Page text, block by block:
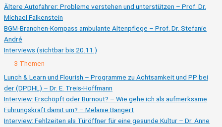
Ältere Autofahrer: Probleme verstehen und unterstützen – Prof. Dr.
Michael Falkenstein
BGM-Branchen-Kompass ambulante Altenpflege – Prof. Dr. Stefanie
André
Interviews (sichtbar bis 20.11.)
Ausklappen
Interviews
bis
20.11.)
3 Themen
Lunch & Learn und Flourish – Programme zu Achtsamkeit und PP bei
der (DPDHL) – Dr. E. Treis-Hoffmann
Interview: Erschöpft oder Burnout? – Wie gehe ich als aufmerksame
Führungskraft damit um? – Melanie Bangert
Interview: Fehlzeiten als Türöffner für eine gesunde Kultur – Dr. Anne